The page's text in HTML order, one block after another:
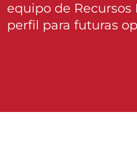
equipo de
perfil para futuras